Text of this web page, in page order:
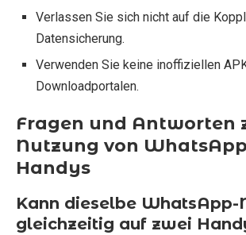
Verlassen Sie sich nicht auf die
Datensicherung.
Verwenden Sie keine inoffiziellen
Downloadportalen.
Fragen und Antworten
Nutzung von
Handys
Kann dieselbe WhatsApp-
gleichzeitig auf zwei